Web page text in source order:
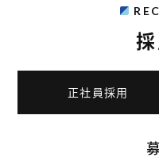
正社員採用